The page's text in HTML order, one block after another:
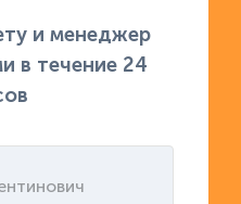
и менеджер
в течение 24